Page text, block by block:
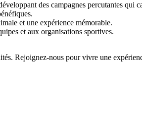
des campagnes percutantes qui
et une expérience mémorable.
et aux organisations sportives.
Rejoignez-nous pour vivre une